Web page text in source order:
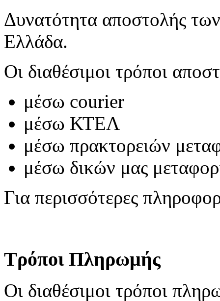
Δυνατότητα αποστολής
Ελλάδα.
Οι διαθέσιμοι τρόποι
μέσω courier
μέσω ΚΤΕΛ
μέσω πρακτορειών
μέσω δικών μας
Για περισσότερες
Τρόποι Πληρωμής
Οι διαθέσιμοι τρόποι